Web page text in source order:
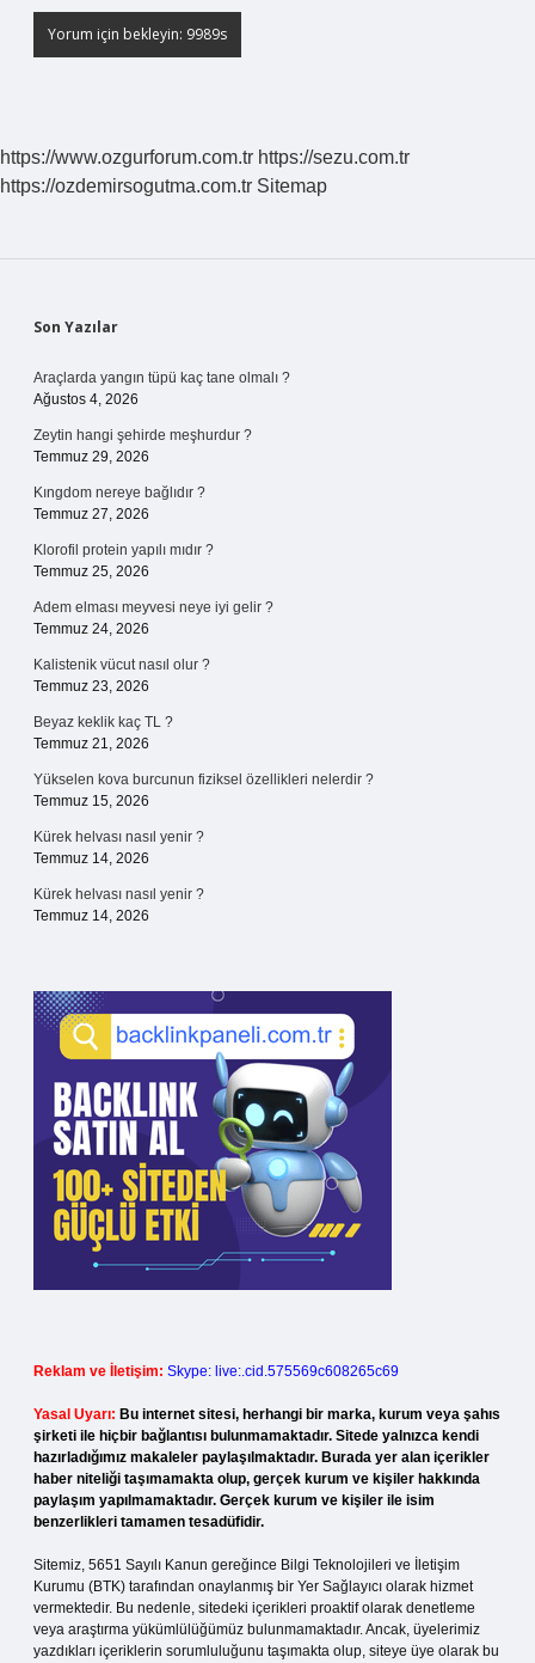
https://www.ozgurforum.com.tr https://sezu.com.tr
https://ozdemirsogutma.com.tr Sitemap
Sidebar
Son Yazılar
Araçlarda yangın tüpü kaç tane olmalı ?
Ağustos 4, 2026
Zeytin hangi şehirde meşhurdur ?
Temmuz 29, 2026
Kıngdom nereye bağlıdır ?
Temmuz 27, 2026
Klorofil protein yapılı mıdır ?
Temmuz 25, 2026
Adem elması meyvesi neye iyi gelir ?
Temmuz 24, 2026
Kalistenik vücut nasıl olur ?
Temmuz 23, 2026
Beyaz keklik kaç TL ?
Temmuz 21, 2026
Yükselen kova burcunun fiziksel özellikleri nelerdir ?
Temmuz 15, 2026
Kürek helvası nasıl yenir ?
Temmuz 14, 2026
Kürek helvası nasıl yenir ?
Temmuz 14, 2026
Reklam ve İletişim: Skype: live:.cid.575569c608265c69
Yasal Uyarı: Bu internet sitesi, herhangi bir marka, kurum veya şahıs
şirketi ile hiçbir bağlantısı bulunmamaktadır. Sitede yalnızca kendi
hazırladığımız makaleler paylaşılmaktadır. Burada yer alan içerikler
haber niteliği taşımamakta olup, gerçek kurum ve kişiler hakkında
paylaşım yapılmamaktadır. Gerçek kurum ve kişiler ile isim
benzerlikleri tamamen tesadüfidir.
Sitemiz, 5651 Sayılı Kanun gereğince Bilgi Teknolojileri ve İletişim
Kurumu (BTK) tarafından onaylanmış bir Yer Sağlayıcı olarak hizmet
vermektedir. Bu nedenle, sitedeki içerikleri proaktif olarak denetleme
veya araştırma yükümlülüğümüz bulunmamaktadır. Ancak, üyelerimiz
yazdıkları içeriklerin sorumluluğunu taşımakta olup, siteye üye olarak bu